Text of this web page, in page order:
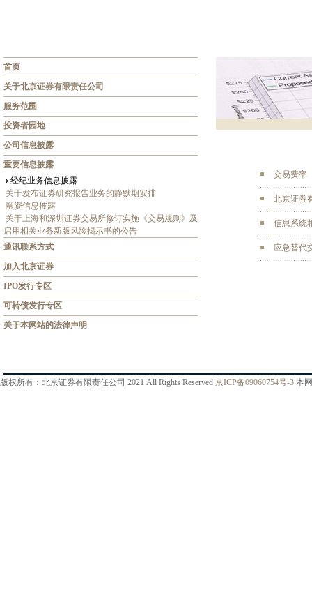
首页
关于北京证券有限责任公司
服务范围
投资者园地
公司信息披露
重要信息披露
经纪业务信息披露
关于发布证券研究报告业务的静默期安排
融资信息披露
关于上海和深圳证券交易所修订实施《交易规则》及
启用相关业务新版风险揭示书的公告
通讯联系方式
加入北京证券
IPO发行专区
可转债发行专区
关于本网站的法律声明
交易费率
北京证券
信息系统
应急替代
版权所有：北京证券有限责任公司 2021 All Rights Reserved 京ICP备09060754号-3 本